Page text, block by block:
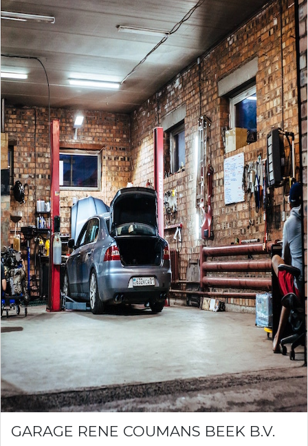
GARAGE RENE COUMANS BEEK B.V.